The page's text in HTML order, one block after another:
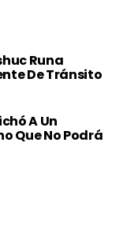
Runa
De Tránsito
A Un
Que No Podrá